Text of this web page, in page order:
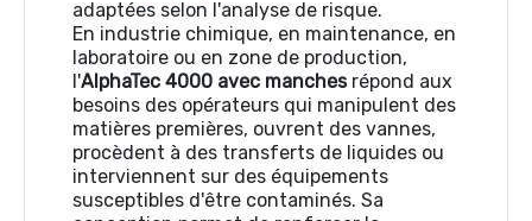
adaptées selon l'analyse de risque.
En industrie chimique, en maintenance, en
laboratoire ou en zone de production,
l'AlphaTec 4000 avec manchesrépond aux
besoins des opérateurs qui manipulent des
matières premières, ouvrent des vannes,
procèdent à des transferts de liquides ou
interviennent sur des équipements
susceptibles d'être contaminés. Sa